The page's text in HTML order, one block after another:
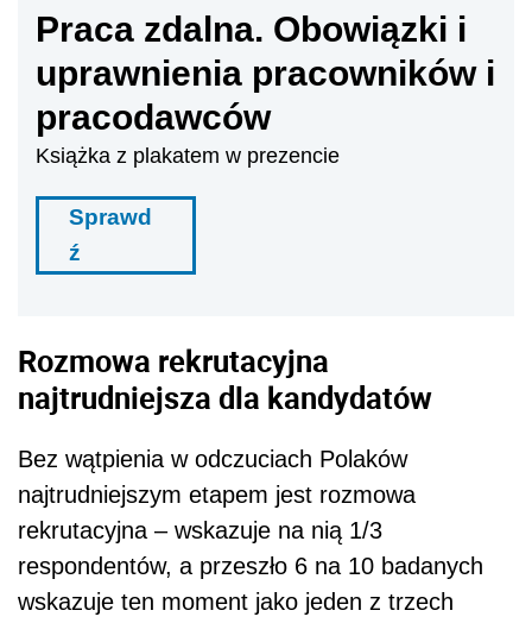
Praca zdalna. Obowiązki i
uprawnienia pracowników i
pracodawców
Książka z plakatem w prezencie
Sprawd
ź
Rozmowa rekrutacyjna
najtrudniejsza dla kandydatów
Bez wątpienia w odczuciach Polaków
najtrudniejszym etapem jest rozmowa
rekrutacyjna – wskazuje na nią 1/3
respondentów, a przeszło 6 na 10 badanych
wskazuje ten moment jako jeden z trzech